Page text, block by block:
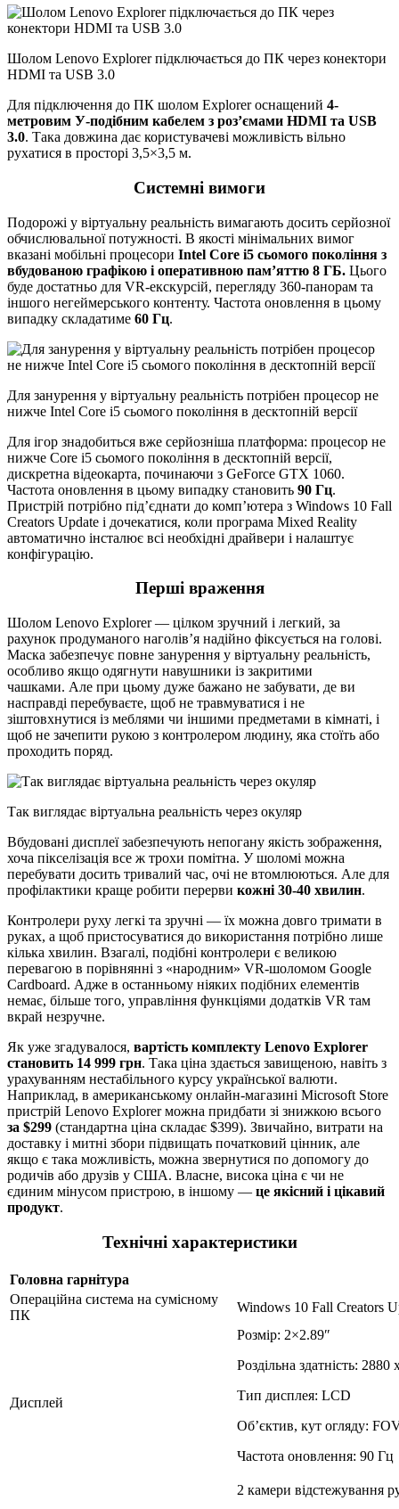
Шолом Lenovo Explorer підключається до ПК через конектори
HDMI та USB 3.0
Для підключення до ПК шолом Explorer оснащений 4-
метровим У-подібним кабелем з роз’ємами HDMI та USB
3.0. Така довжина дає користувачеві можливість вільно
рухатися в просторі 3,5×3,5 м.
Системні вимоги
Подорожі у віртуальну реальність вимагають досить серйозної
обчислювальної потужності. В якості мінімальних вимог
вказані мобільні процесори Intel Core i5 сьомого покоління з
вбудованою графікою і оперативною пам’яттю 8 ГБ. Цього
буде достатньо для VR-екскурсій, перегляду 360-панорам та
іншого негеймерського контенту. Частота оновлення в цьому
випадку складатиме 60 Гц.
Для занурення у віртуальну реальність потрібен процесор не
нижче Intel Core i5 сьомого покоління в десктопній версії
Для ігор знадобиться вже серйозніша платформа: процесор не
нижче Core i5 сьомого покоління в десктопній версії,
дискретна відеокарта, починаючи з GeForce GTX 1060.
Частота оновлення в цьому випадку становить 90 Гц.
Пристрій потрібно під’єднати до комп’ютера з Windows 10 Fall
Creators Update і дочекатися, коли програма Mixed Reality
автоматично інсталює всі необхідні драйвери і налаштує
конфігурацію.
Перші враження
Шолом Lenovo Explorer — цілком зручний і легкий, за
рахунок продуманого наголів’я надійно фіксується на голові.
Маска забезпечує повне занурення у віртуальну реальність,
особливо якщо одягнути навушники із закритими
чашками. Але при цьому дуже бажано не забувати, де ви
насправді перебуваєте, щоб не травмуватися і не
зіштовхнутися із меблями чи іншими предметами в кімнаті, і
щоб не зачепити рукою з контролером людину, яка стоїть або
проходить поряд.
Так виглядає віртуальна реальність через окуляр
Вбудовані дисплеї забезпечують непогану якість зображення,
хоча пікселізація все ж трохи помітна. У шоломі можна
перебувати досить тривалий час, очі не втомлюються. Але для
профілактики краще робити перерви кожні 30-40 хвилин.
Контролери руху легкі та зручні — їх можна довго тримати в
руках, а щоб пристосуватися до використання потрібно лише
кілька хвилин. Взагалі, подібні контролери є великою
перевагою в порівнянні з «народним» VR-шоломом Google
Cardboard. Адже в останньому ніяких подібних елементів
немає, більше того, управління функціями додатків VR там
вкрай незручне.
Як уже згадувалося, вартість комплекту Lenovo Explorer
становить 14 999 грн. Така ціна здається завищеною, навіть з
урахуванням нестабільного курсу української валюти.
Наприклад, в американському онлайн-магазині Microsoft Store
пристрій Lenovo Explorer можна придбати зі знижкою всього
за $299 (стандартна ціна складає $399). Звичайно, витрати на
доставку і митні збори підвищать початковий цінник, але
якщо є така можливість, можна звернутися по допомогу до
родичів або друзів у США. Власне, висока ціна є чи не
єдиним мінусом пристрою, в іншому — це якісний і цікавий
продукт.
Технічні характеристики
Головна гарнітура
Операційна система на сумісному
ПК
Windows 10 Fall Creators
Дисплей
Розмір: 2×2.89″
Роздільна здатність: 2880
Тип дисплея: LCD
Об’єктив, кут огляду:
Частота оновлення: 90 Гц
2 камери відстежування